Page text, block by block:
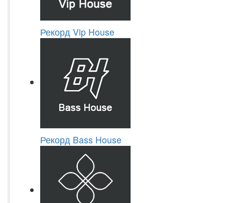
Рекорд Vip House
Рекорд Bass House